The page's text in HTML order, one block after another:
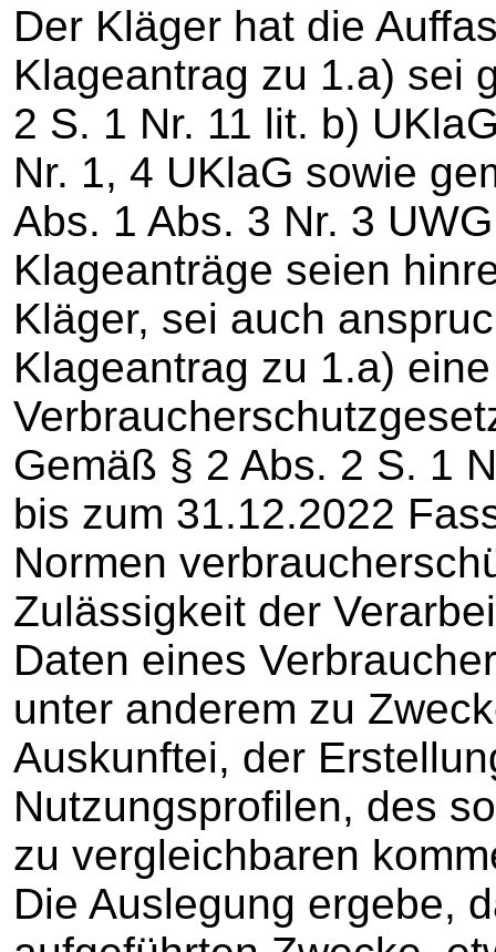
Der Kläger hat die
Klageantrag zu 1.a) sei
2 S. 1 Nr. 11 lit. b)
Nr. 1, 4 UKlaG sowie
Abs. 1 Abs. 3 Nr. 3
Klageanträge seien
Kläger, sei auch
Klageantrag zu 1.a)
Gemäß § 2 Abs. 2 S. 1
bis zum 31.12.2022
Normen
Zulässigkeit der
Daten eines
unter anderem zu
Auskunftei, der
Nutzungsprofilen, des
zu vergleichbaren
Die Auslegung ergebe,